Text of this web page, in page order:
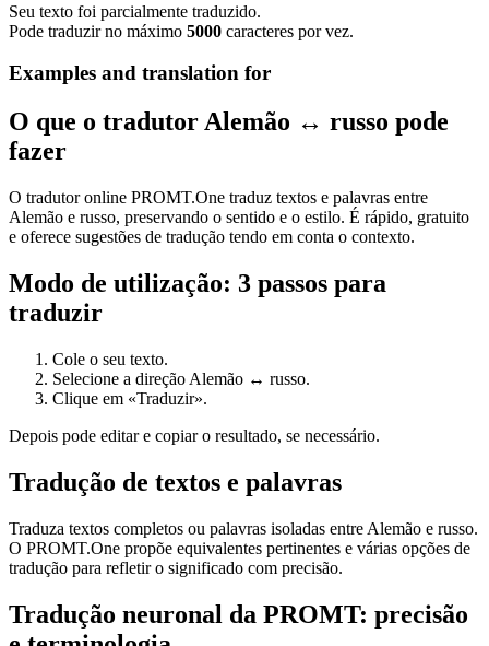
Seu texto foi parcialmente traduzido.
Pode traduzir no máximo 5000 caracteres por vez.
Examples and translation for
O que o tradutor Alemão ↔ russo pode
fazer
O tradutor online PROMT.One traduz textos e palavras entre
Alemão e russo, preservando o sentido e o estilo. É rápido, gratuito
e oferece sugestões de tradução tendo em conta o contexto.
Modo de utilização: 3 passos para
traduzir
Cole o seu texto.
Selecione a direção Alemão ↔ russo.
Clique em «Traduzir».
Depois pode editar e copiar o resultado, se necessário.
Tradução de textos e palavras
Traduza textos completos ou palavras isoladas entre Alemão e russo.
O PROMT.One propõe equivalentes pertinentes e várias opções de
tradução para refletir o significado com precisão.
Tradução neuronal da PROMT: precisão